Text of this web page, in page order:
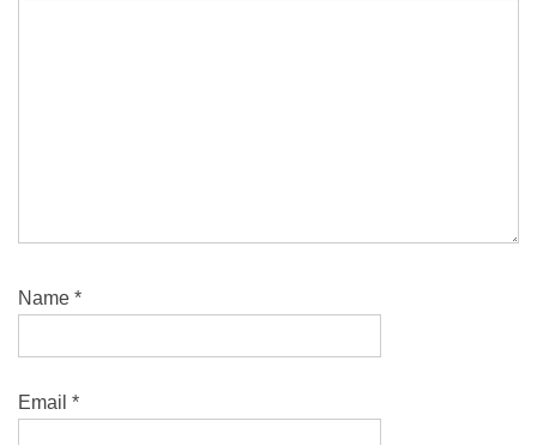
Name *
Email *